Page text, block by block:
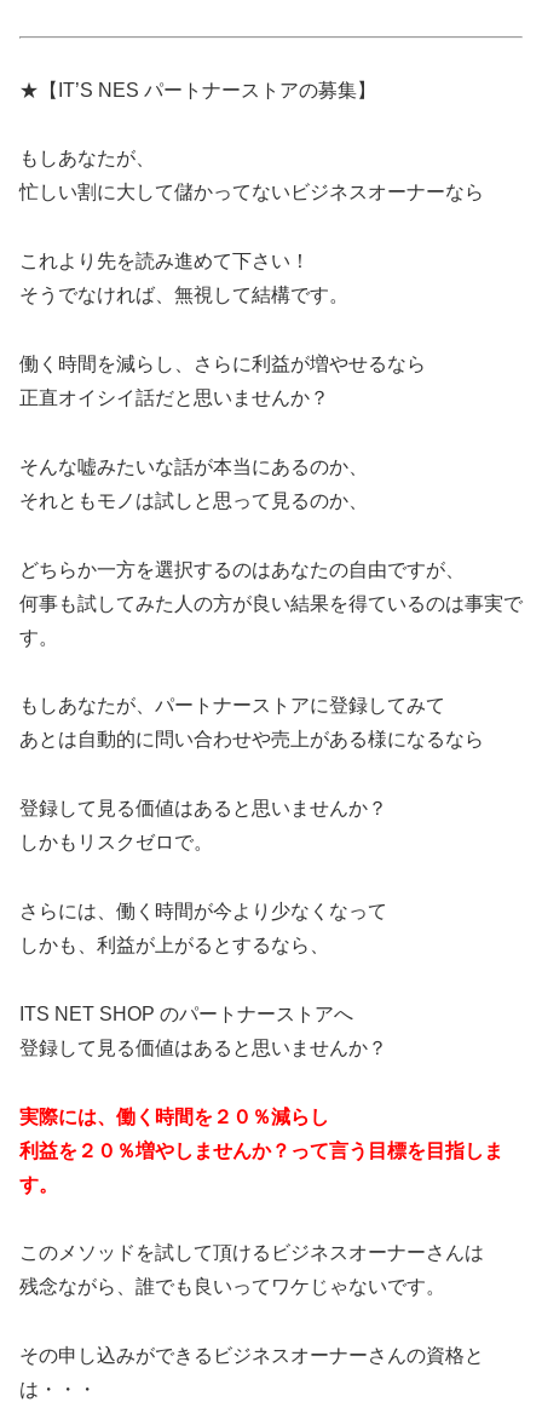
★【IT’S NES パートナーストアの募集】
もしあなたが、
忙しい割に大して儲かってないビジネスオーナーなら
これより先を読み進めて下さい！
そうでなければ、無視して結構です。
働く時間を減らし、さらに利益が増やせるなら
正直オイシイ話だと思いませんか？
そんな嘘みたいな話が本当にあるのか、
それともモノは試しと思って見るのか、
どちらか一方を選択するのはあなたの自由ですが、
何事も試してみた人の方が良い結果を得ているのは事実で
す。
もしあなたが、パートナーストアに登録してみて
あとは自動的に問い合わせや売上がある様になるなら
登録して見る価値はあると思いませんか？
しかもリスクゼロで。
さらには、働く時間が今より少なくなって
しかも、利益が上がるとするなら、
ITS NET SHOP のパートナーストアへ
登録して見る価値はあると思いませんか？
実際には、働く時間を２０％減らし
利益を２０％増やしませんか？って言う目標を目指しま
す。
このメソッドを試して頂けるビジネスオーナーさんは
残念ながら、誰でも良いってワケじゃないです。
その申し込みができるビジネスオーナーさんの資格と
は・・・